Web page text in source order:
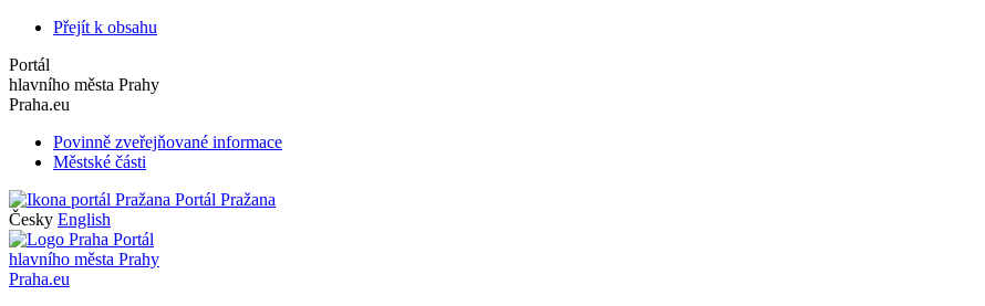
Přejít k obsahu
Portál
hlavního města Prahy
Praha.eu
Povinně zveřejňované informace
Městské části
Portál Pražana
Česky English
Portál
hlavního města Prahy
Praha.eu